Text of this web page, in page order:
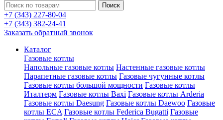
Поиск
+7 (343) 227-80-04
+7 (343) 382-24-41
Заказать обратный звонок
Каталог
Газовые котлы
Напольные газовые котлы Настенные газовые котлы
Парапетные газовые котлы Газовые чугунные котлы
Газовые котлы большой мощности Газовые котлы
Италтерм Газовые котлы Baxi Газовые котлы Arderia
Газовые котлы Daesung Газовые котлы Daewoo Газовые
котлы ECA Газовые котлы Federica Bugatti Газовые